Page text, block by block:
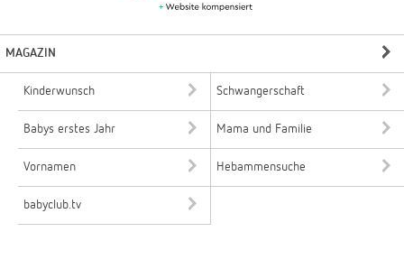
MAGAZIN
Kinderwunsch Schwangerschaft
Babys erstes Jahr Mama und Familie
Vornamen Hebammensuche
babyclub.tv